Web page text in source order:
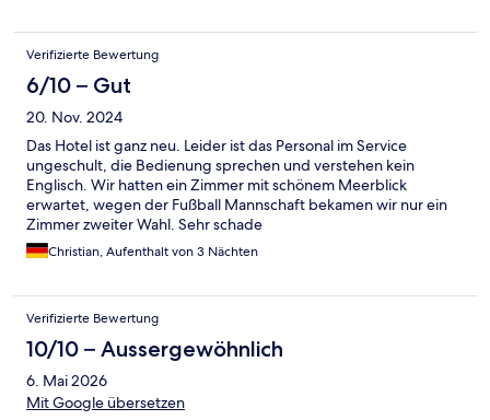
Nachfrage nicht bekommen, oder wurde vergessen.. Ich habe
aber auch nicht mehr nochmal nachgefragt.. Was uns sehr gut
gefallen hat, war auch die Kommunikation mit dem
Hotelpersonal vor unserer Ankunft, wir hatten einen
wunderbar funktioniert. Danke für den schönen Aufenthalt. Wir
würden jederzeit wiederkommen.
Verifizierte Bewertung
6/10 – Gut
20. Nov. 2024
Das Hotel ist ganz neu. Leider ist das Personal im Service
ungeschult, die Bedienung sprechen und verstehen kein
Englisch. Wir hatten ein Zimmer mit schönem Meerblick
erwartet, wegen der Fußball Mannschaft bekamen wir nur ein
Zimmer zweiter Wahl. Sehr schade
Christian, Aufenthalt von 3 Nächten
Verifizierte Bewertung
10/10 – Aussergewöhnlich
6. Mai 2026
Mit Google übersetzen